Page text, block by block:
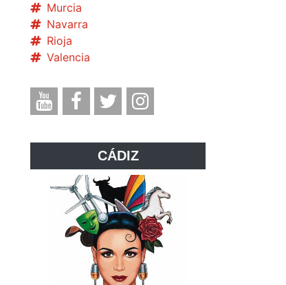
Murcia
Navarra
Rioja
Valencia
CÁDIZ